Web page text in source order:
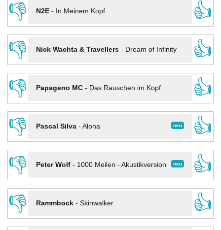
👎
N2E- In Meinem Kopf
👍
👎
Nick Wachta & Travellers- Dream of Infinity
👍
👎
Papageno MC- Das Rauschen im Kopf
👍
👎
neu
Pascal Silva- Aloha
👍
👎
neu
Peter Wolf- 1000 Meilen - Akustikversion
👍
👎
Rammbock- Skinwalker
👍